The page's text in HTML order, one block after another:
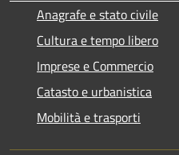
Anagrafe e stato civile
Cultura e tempo libero
Imprese e Commercio
Catasto e urbanistica
Mobilità e trasporti